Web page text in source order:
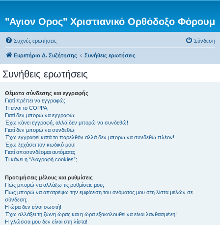
"Αγιον Ορος" Χριστιανικό Ορθόδοξο Φόρουμ
Συχνές ερωτήσεις Σύνδεση
Ευρετήριο Δ. Συζήτησης Συνήθεις ερωτήσεις
Συνήθεις ερωτήσεις
Θέματα σύνδεσης και εγγραφής
Γιατί πρέπει να εγγραφώ;
Τι είναι το COPPA;
Γιατί δεν μπορώ να εγγραφώ;
Έχω κάνει εγγραφή, αλλά δεν μπορώ να συνδεθώ!
Γιατί δεν μπορώ να συνδεθώ;
Έχω εγγραφεί κατά το παρελθόν αλλά δεν μπορώ να συνδεθώ πλέον!
Έχω ξεχάσει τον κωδικό μου!
Γιατί αποσυνδέομαι αυτόματα;
Τι κάνει η “Διαγραφή cookies”;
Προτιμήσεις μέλους και ρυθμίσεις
Πώς μπορώ να αλλάξω τις ρυθμίσεις μου;
Πώς μπορώ να αποτρέψω την εμφάνιση του ονόματος μου στη λίστα μελών σε
σύνδεση;
Η ώρα δεν είναι σωστή!
Έχω αλλάξει τη ζώνη ώρας και η ώρα εξακολουθεί να είναι λανθασμένη!
Η γλώσσα μου δεν είναι στη λίστα!